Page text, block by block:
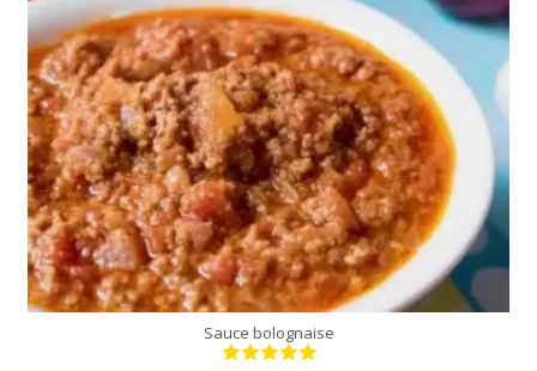
4 personnes
120 Min
Sauce bolognaise